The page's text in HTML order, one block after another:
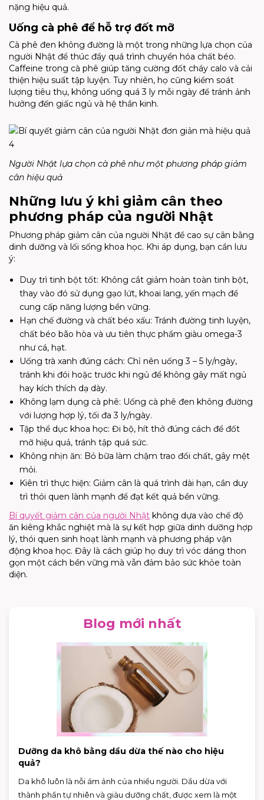
nặng hiệu quả.
Uống cà phê để hỗ trợ đốt mỡ
Cà phê đen không đường là một trong những lựa chọn của
người Nhật để thúc đẩy quá trình chuyển hóa chất béo.
Caffeine trong cà phê giúp tăng cường đốt cháy calo và cải
thiện hiệu suất tập luyện. Tuy nhiên, họ cũng kiểm soát
lượng tiêu thụ, không uống quá 3 ly mỗi ngày để tránh ảnh
hưởng đến giấc ngủ và hệ thần kinh.
Người Nhật lựa chọn cà phê như một phương pháp giảm
cân hiệu quả
Những lưu ý khi giảm cân theo
phương pháp của người Nhật
Phương pháp giảm cân của người Nhật đề cao sự cân bằng
dinh dưỡng và lối sống khoa học. Khi áp dụng, bạn cần lưu
ý:
Duy trì tinh bột tốt: Không cắt giảm hoàn toàn tinh bột,
thay vào đó sử dụng gạo lứt, khoai lang, yến mạch để
cung cấp năng lượng bền vững.
Hạn chế đường và chất béo xấu: Tránh đường tinh luyện,
chất béo bão hòa và ưu tiên thực phẩm giàu omega-3
như cá, hạt.
Uống trà xanh đúng cách: Chỉ nên uống 3 – 5 ly/ngày,
tránh khi đói hoặc trước khi ngủ để không gây mất ngủ
hay kích thích dạ dày.
Không lạm dụng cà phê: Uống cà phê đen không đường
với lượng hợp lý, tối đa 3 ly/ngày.
Tập thể dục khoa học: Đi bộ, hít thở đúng cách để đốt
mỡ hiệu quả, tránh tập quá sức.
Không nhịn ăn: Bỏ bữa làm chậm trao đổi chất, gây mệt
mỏi.
Kiên trì thực hiện: Giảm cân là quá trình dài hạn, cần duy
trì thói quen lành mạnh để đạt kết quả bền vững.
Bí quyết giảm cân của người Nhật không dựa vào chế độ
ăn kiêng khắc nghiệt mà là sự kết hợp giữa dinh dưỡng hợp
lý, thói quen sinh hoạt lành mạnh và phương pháp vận
động khoa học. Đây là cách giúp họ duy trì vóc dáng thon
gọn một cách bền vững mà vẫn đảm bảo sức khỏe toàn
diện.
Blog mới nhất
Dưỡng da khô bằng dầu dừa thế nào cho hiệu
quả?
Da khô luôn là nỗi ám ảnh của nhiều người. Dầu dừa với
thành phần tự nhiên và giàu dưỡng chất, được xem là một